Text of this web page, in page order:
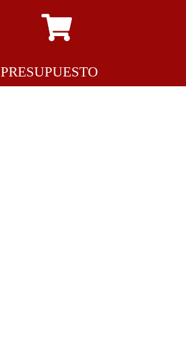
PRESUPUESTO